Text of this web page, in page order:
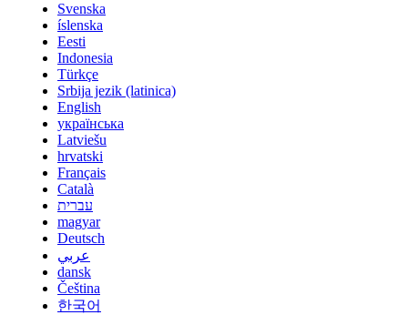
Svenska
íslenska
Eesti
Indonesia
Türkçe
Srbija jezik (latinica)
English
українська
Latviešu
hrvatski
Français
Català
עברית
magyar
Deutsch
عربي
dansk
Čeština
한국어